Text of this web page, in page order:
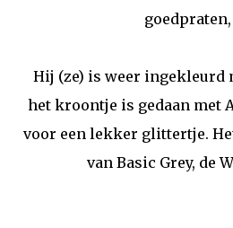
Hij (ze) is weer ingekleurd
het kroontje is gedaan met
voor een lekker glittertje.
van Basic Grey, de